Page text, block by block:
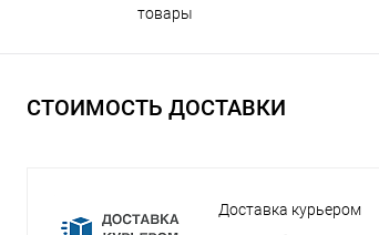
товары
СТОИМОСТЬ ДОСТАВКИ
Доставка курьером